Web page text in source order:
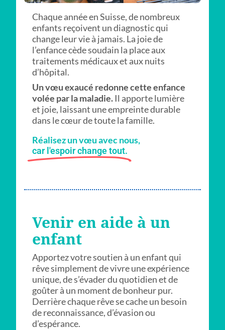
Chaque année en Suisse, de nombreux
enfants reçoivent un diagnostic qui
change leur vie à jamais. La joie de
l’enfance cède soudain la place aux
traitements médicaux et aux nuits
d’hôpital.
Un vœu exaucé redonne cette enfance
volée par la maladie. Il apporte lumière
et joie, laissant une empreinte durable
dans le cœur de toute la famille.
Réalisez un vœu avec nous,
car l'espoir change tout.
Venir en aide à un
enfant
Apportez votre soutien à un enfant qui
rêve simplement de vivre une expérience
unique, de s’évader du quotidien et de
goûter à un moment de bonheur pur.
Derrière chaque rêve se cache un besoin
de reconnaissance, d’évasion ou
d’espérance.